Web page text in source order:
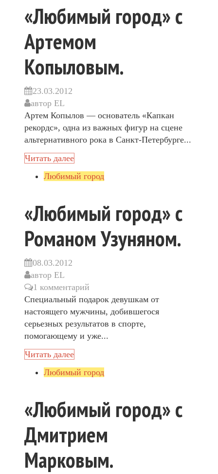
«Любимый город» с
Артемом
Копыловым.
23.03.2012
автор EL
Артем Копылов — основатель «Капкан
рекордс», одна из важных фигур на сцене
альтернативного рока в Санкт-Петербурге...
Читать далее
Любимый город
«Любимый город» с
Романом Узуняном.
08.03.2012
автор EL
1 комментарий
Специальный подарок девушкам от
настоящего мужчины, добившегося
серьезных результатов в спорте,
помогающему и уже...
Читать далее
Любимый город
«Любимый город» с
Дмитрием
Марковым.